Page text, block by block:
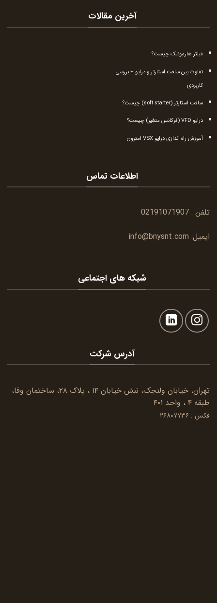
آخرین مقالات
فیلتر هارمونیک چیست؟
تفاوت بین سافت استارتر و درایو + بررسی
کاربردی
سافت استارتر (soft starter) چیست؟
درایو VFD (فرکانس متغیر) چیست؟
آموزش راه اندازی درایو VSX امترون
اطلاعات تماس
تلفن : 02191071907
ایمیل: info@bnysnt.com
شبکه های اجتماعی
آدرس شرکت
تهران، خیابان ولنجک، نبش خیابان ۱۴ ، پلاک ۲۸، ساختمان وفا،
طبقه ۴ ، واحد ۴۰۱
فکس : ۲۶۸۰۷۷۳۶